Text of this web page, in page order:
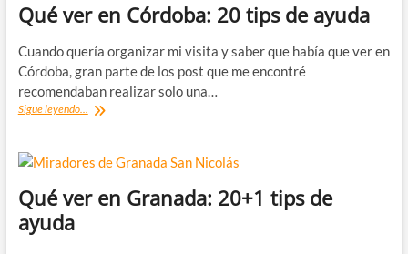
de
Qué ver en Córdoba: 20 tips de ayuda
Cuando quería organizar mi visita y saber que había que ver en
Córdoba, gran parte de los post que me encontré
recomendaban realizar solo una…
Sigue leyendo... Qué
Córdoba:
de
Qué ver en Granada: 20+1 tips de
ayuda